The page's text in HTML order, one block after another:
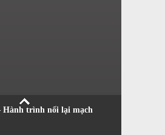
Hành trình nối lại mạch